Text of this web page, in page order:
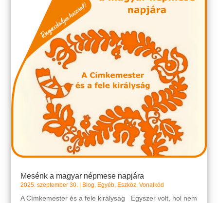
Mesénk a magyar népmese napjára
2025. szeptember 30. Blog, Egyéb, Eszköz,Vonalkód
A Címkemester és a fele királyság Egyszer volt, hol nem